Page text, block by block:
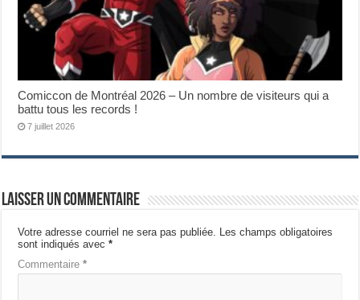
Comiccon de Montréal 2026 – Un nombre de visiteurs qui a
battu tous les records !
7 juillet 2026
Laisser un commentaire
Votre adresse courriel ne sera pas publiée.
Les champs obligatoires
sont indiqués avec*
Commentaire*